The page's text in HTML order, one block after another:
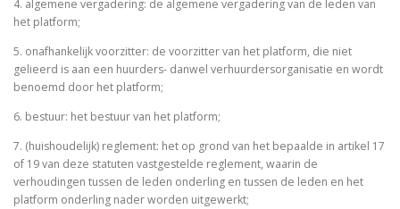
4. algemene vergadering: de algemene vergadering van de leden van
het platform;
5. onafhankelijk voorzitter: de voorzitter van het platform, die niet
gelieerd is aan een huurders- danwel verhuurdersorganisatie en wordt
benoemd door het platform;
6. bestuur: het bestuur van het platform;
7. (huishoudelijk) reglement: het op grond van het bepaalde in artikel 17
of 19 van deze statuten vastgestelde reglement, waarin de
verhoudingen tussen de leden onderling en tussen de leden en het
platform onderling nader worden uitgewerkt;